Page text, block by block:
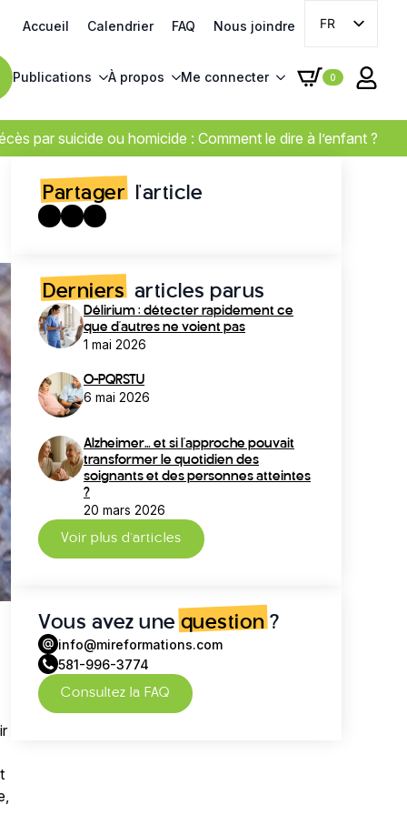
Accueil Calendrier FAQ Nous joindre
FR
EN
Publications À propos Me connecter 0
par suicide ou homicide : Comment le dire à l’enfant ?
Partager l'article
Derniers articles parus
Délirium : détecter rapidement ce
que d’autres ne voient pas
1 mai 2026
O-PQRSTU
6 mai 2026
Alzheimer… et si l’approche pouvait
transformer le quotidien des
soignants et des personnes atteintes
?
20 mars 2026
Voir plus d'articles
Vous avez une question ?
info@mireformations.com
581-996-3774
Consultez la FAQ